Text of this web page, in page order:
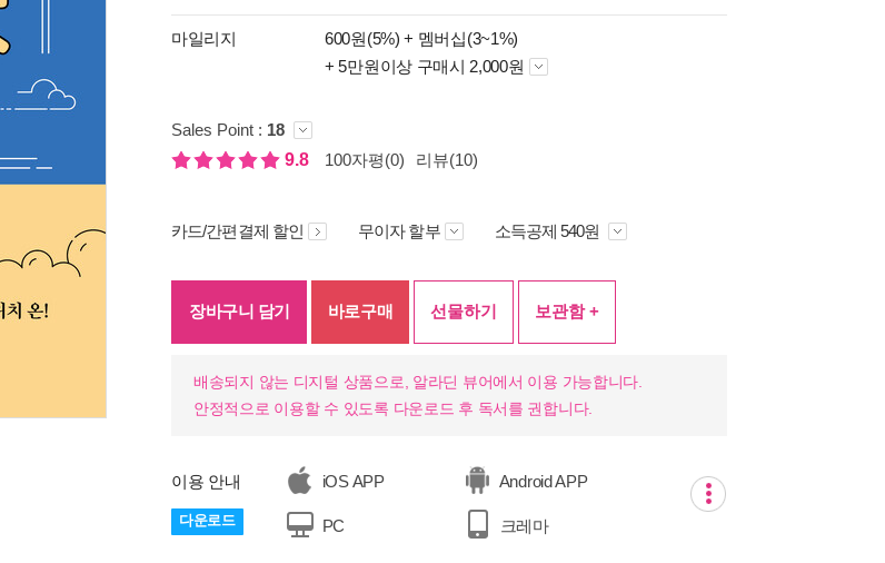
미리보기
입니다.
마일리지 600원(5%) + 멤버십(3~1%)
+ 5만원이상 구매시 2,000원
Sales Point : 18
9.8
100자평(0) 리뷰(10)
카드/간편결제 할인 무이자 할부 소득공제 540원
장바구니 담기 바로구매 선물하기 보관함 +
배송되지 않는 디지털 상품으로, 알라딘 뷰어에서 이용 가능합니다.
안정적으로 이용할 수 있도록 다운로드 후 독서를 권합니다.
이용 안내
다운로드
iOS APP Android APP
PC 크레마